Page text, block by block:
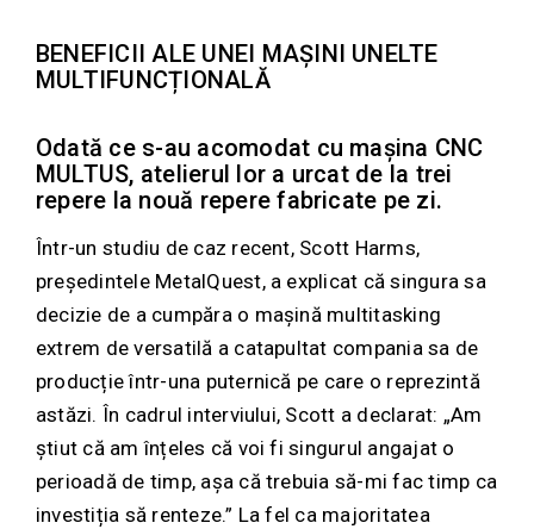
BENEFICII ALE UNEI MAȘINI UNELTE
MULTIFUNCȚIONALĂ
Odată ce s-au acomodat cu mașina CNC
MULTUS, atelierul lor a urcat de la trei
repere la nouă repere fabricate pe zi.
Într-un studiu de caz recent, Scott Harms,
președintele MetalQuest, a explicat că singura sa
decizie de a cumpăra o mașină multitasking
extrem de versatilă a catapultat compania sa de
producție într-una puternică pe care o reprezintă
astăzi. În cadrul interviului, Scott a declarat: „Am
știut că am înțeles că voi fi singurul angajat o
perioadă de timp, așa că trebuia să-mi fac timp ca
investiția să renteze.” La fel ca majoritatea